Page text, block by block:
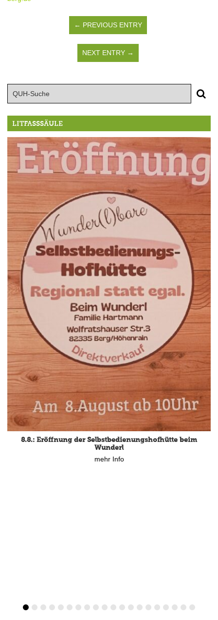
← PREVIOUS ENTRY
NEXT ENTRY →
LITFASSSÄULE
8.8.: Eröffnung der Selbstbedienungshofhütte beim
Wunderl
mehr Info